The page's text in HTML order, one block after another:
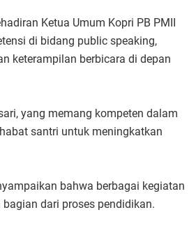
Ketua Umum Kopri PB PMII
di bidang public speaking,
keterampilan berbicara di depan
yang memang kompeten dalam
santri untuk meningkatkan
bahwa berbagai kegiatan
dari proses pendidikan.